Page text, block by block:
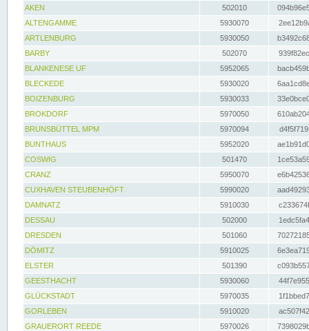
AKEN
502010
ALTENGAMME
5930070
ARTLENBURG
5930050
BARBY
502070
BLANKENESE UF
5952065
BLECKEDE
5930020
BOIZENBURG
5930033
BROKDORF
5970050
BRUNSBÜTTEL MPM
5970094
BUNTHAUS
5952020
COSWIG
501470
CRANZ
5950070
CUXHAVEN STEUBENHÖFT
5990020
DAMNATZ
5910030
DESSAU
502000
DRESDEN
501060
DÖMITZ
5910025
ELSTER
501390
GEESTHACHT
5930060
GLÜCKSTADT
5970035
GORLEBEN
5910020
GRAUERORT REEDE
5970026